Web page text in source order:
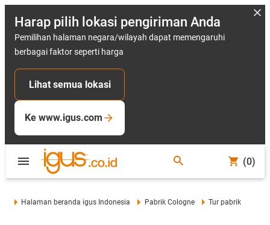
Harap pilih lokasi pengiriman Anda
Pemilihan halaman negara/wilayah dapat memengaruhi
berbagai faktor seperti harga
Lihat semua lokasi
Ke www.igus.com
(0)
Halaman beranda igus Indonesia Pabrik Cologne Tur pabrik